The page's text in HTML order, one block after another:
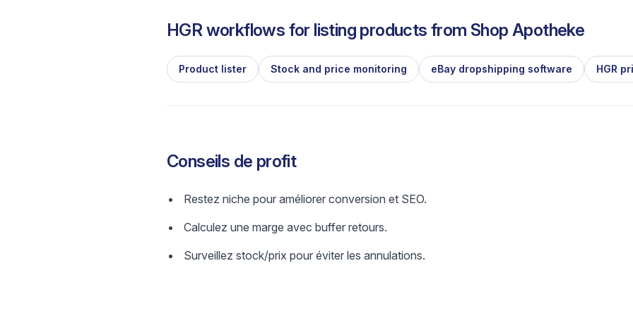
HGR workflows for listing products from Shop Apotheke
Product lister Stock and price monitoring eBay dropshipping software HGR
Conseils de profit
Restez niche pour améliorer conversion et SEO.
Calculez une marge avec buffer retours.
Surveillez stock/prix pour éviter les annulations.